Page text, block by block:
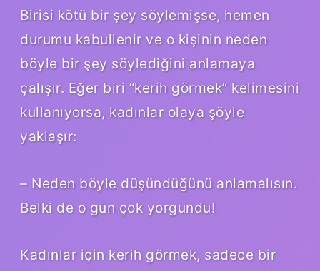
Birisi kötü bir şey söylemişse, hemen
durumu kabullenir ve o kişinin neden
böyle bir şey söylediğini anlamaya
çalışır. Eğer biri “kerih görmek” kelimesini
kullanıyorsa, kadınlar olaya şöyle
yaklaşır:
– Neden böyle düşündüğünü anlamalısın.
Belki de o gün çok yorgundu!
Kadınlar için kerih görmek, sadece bir